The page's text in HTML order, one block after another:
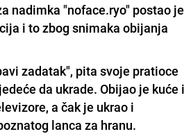
nadimka "noface.ryo" postao je
i to zbog snimaka obijanja
zadatak", pita svoje pratioce
da ukrade. Obijao je kuće i
a čak je ukrao i
lanca za hranu.